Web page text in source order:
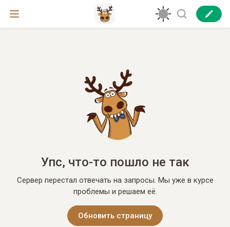
Упс, что-то пошло не так
Сервер перестал отвечать на запросы. Мы уже в курсе
проблемы и решаем её.
Обновить страницу